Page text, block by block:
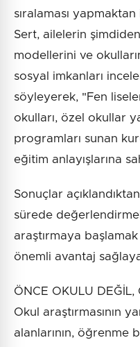
sıralaması
Sert, ailelerin
modellerini ve
sosyal imkanları
söyleyerek, "Fen
okulları, özel okullar
programları sunan
eğitim anlayışlarına
Sonuçlar
sürede
araştırmaya
önemli avantaj
ÖNCE OKULU
Okul araştırmasının
alanlarının, öğrenme